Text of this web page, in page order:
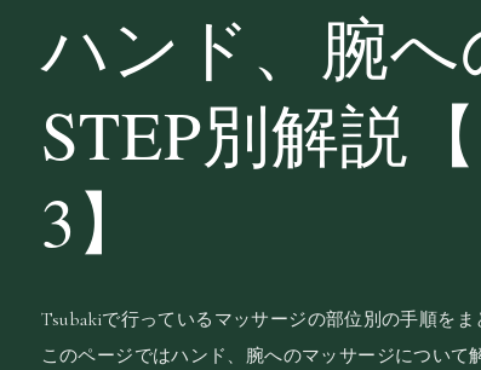
ハンド、腕
STEP別解説
3】
Tsubakiで行っているマッサージの部位別の手順をま
このページではハンド、腕へのマッサージについて